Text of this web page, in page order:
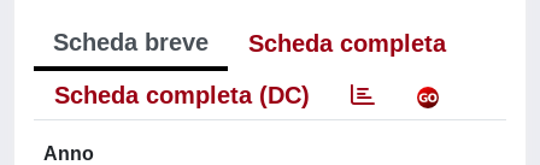
Scheda breve
Scheda completa
Scheda completa (DC)
Anno